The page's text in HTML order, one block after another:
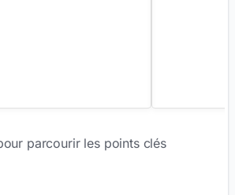
parcourir les points clés